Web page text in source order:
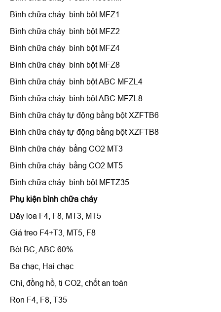
Bình chữa cháy bình bột MFZ1
Bình chữa cháy bình bột MFZ2
Bình chữa cháy bình bột MFZ4
Bình chữa cháy bình bột MFZ8
Bình chữa cháy bình bột ABC MFZL4
Bình chữa cháy bình bột ABC MFZL8
Bình chữa cháy tự động bằng bột XZFTB6
Bình chữa cháy tự động bằng bột XZFTB8
Bình chữa cháy bằng CO2 MT3
Bình chữa cháy bằng CO2 MT5
Bình chữa cháy bình bột MFTZ35
Phụ kiện bình chữa cháy
Dây loa F4, F8, MT3, MT5
Giá treo F4+T3, MT5, F8
Bột BC, ABC 60%
Ba chạc, Hai chạc
Chì, đồng hồ, ti CO2, chốt an toàn
Ron F4, F8, T35